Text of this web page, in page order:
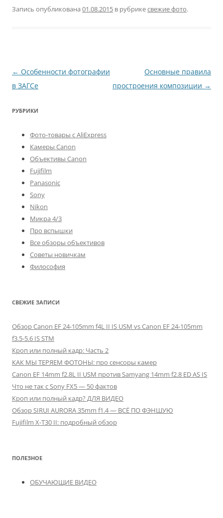
Запись опубликована 01.08.2015 в рубрикесвежие фото.
Навигация
по
← Особенности фотографии
в ЗАГСе
Основные правила
простроения композиции →
РУБРИКИ
Фото-товары с AliExpress
Камеры Canon
Объективы Canon
Fujifilm
Panasonic
Sony
Nikon
Микра 4/3
Про вспышки
Все обзоры объективов
Советы новичкам
Философия
СВЕЖИЕ ЗАПИСИ
Обзор Canon EF 24-105mm f4L II IS USM vs Canon EF 24-105mm
f3.5-5.6 IS STM
Кроп или полный кадр: Часть 2
КАК МЫ ТЕРЯЕМ ФОТОНЫ: про сенсоры камер
Canon EF 14mm f2.8L II USM против Samyang 14mm f2.8 ED AS IS
Что не так с Sony FX5 — 50 фактов
Кроп или полный кадр? ДЛЯ ВИДЕО
Обзор SIRUI AURORA 35mm f1.4 — ВСЁ ПО ФЭНШУЮ
Fujifilm X-T30 II: подробный обзор
ПОЛЕЗНОЕ
ОБУЧАЮЩИЕ ВИДЕО